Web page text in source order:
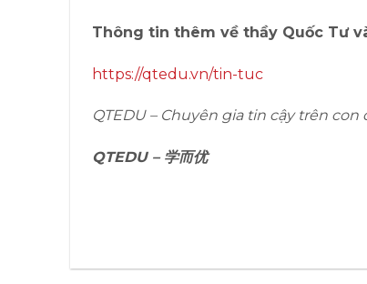
Thông tin thêm về thầy Quốc Tư
https://qtedu.vn/tin-tuc
QTEDU – Chuyên gia tin cậy trên
QTEDU – 学而优